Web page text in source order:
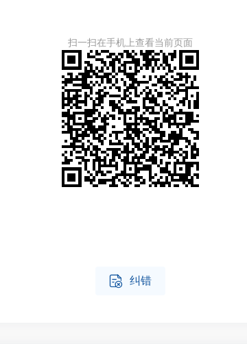
扫一扫在手机上查看当前页面
 纠错